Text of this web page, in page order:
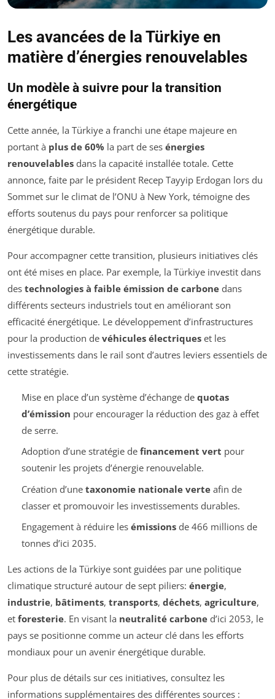
Les avancées de la Türkiye en
matière d’énergies renouvelables
Un modèle à suivre pour la transition
énergétique
Cette année, la Türkiye a franchi une étape majeure en
portant à plus de 60% la part de ses énergies
renouvelables dans la capacité installée totale. Cette
annonce, faite par le président Recep Tayyip Erdogan lors du
Sommet sur le climat de l’ONU à New York, témoigne des
efforts soutenus du pays pour renforcer sa politique
énergétique durable.
Pour accompagner cette transition, plusieurs initiatives clés
ont été mises en place. Par exemple, la Türkiye investit dans
des technologies à faible émission de carbone dans
différents secteurs industriels tout en améliorant son
efficacité énergétique. Le développement d’infrastructures
pour la production de véhicules électriques et les
investissements dans le rail sont d’autres leviers essentiels de
cette stratégie.
Mise en place d’un système d’échange de quotas
d’émission pour encourager la réduction des gaz à effet
de serre.
Adoption d’une stratégie de financement vert pour
soutenir les projets d’énergie renouvelable.
Création d’une taxonomie nationale verteafin de
classer et promouvoir les investissements durables.
Engagement à réduire les émissionsde 466 millions de
tonnes d’ici 2035.
Les actions de la Türkiye sont guidées par une politique
climatique structuré autour de sept piliers: énergie,
industrie, bâtiments, transports, déchets, agriculture,
et foresterie. En visant la neutralité carbone d’ici 2053, le
pays se positionne comme un acteur clé dans les efforts
mondiaux pour un avenir énergétique durable.
Pour plus de détails sur ces initiatives, consultez les
informations supplémentaires des différentes sources :